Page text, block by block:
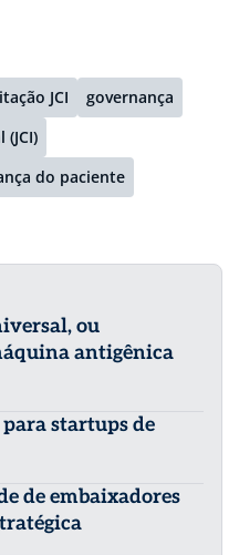
JCI
governança
do paciente
ou
antigênica
startups de
de embaixadores